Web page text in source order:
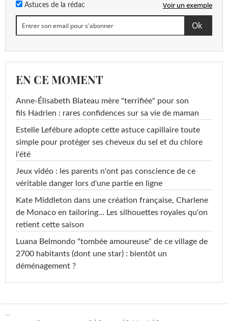
Astuces de la rédac Voir un exemple
EN CE MOMENT
Anne-Élisabeth Blateau mère "terrifiée" pour son
fils Hadrien : rares confidences sur sa vie de maman
Estelle Lefébure adopte cette astuce capillaire toute
simple pour protéger ses cheveux du sel et du chlore
l'été
Jeux vidéo : les parents n'ont pas conscience de ce
véritable danger lors d'une partie en ligne
Kate Middleton dans une création française, Charlene
de Monaco en tailoring… Les silhouettes royales qu'on
retient cette saison
Luana Belmondo "tombée amoureuse" de ce village de
2700 habitants (dont une star) : bientôt un
déménagement ?
...